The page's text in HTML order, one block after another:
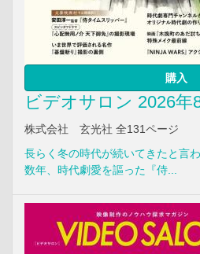
購入
ビデオサロン 2026年
株式会社 玄光社 全131ページ
長らく冬の時代が続いてきたと言
数年、時代劇愛を謳った『侍...